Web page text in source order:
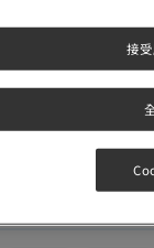
計劃懷孕
計劃懷孕前驗牙
立即
接